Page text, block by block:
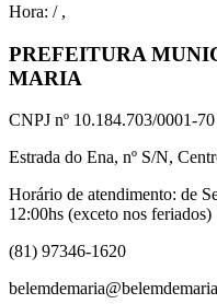
Hora: / ,
PREFEITURA
MARIA
CNPJ nº 10.184.703/0001-70
Estrada do Ena, nº S/N,
Horário de atendimento: de
12:00hs (exceto nos feriados)
(81) 97346-1620